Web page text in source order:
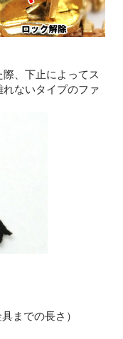
、下止によってス
ないタイプのファ
までの長さ）